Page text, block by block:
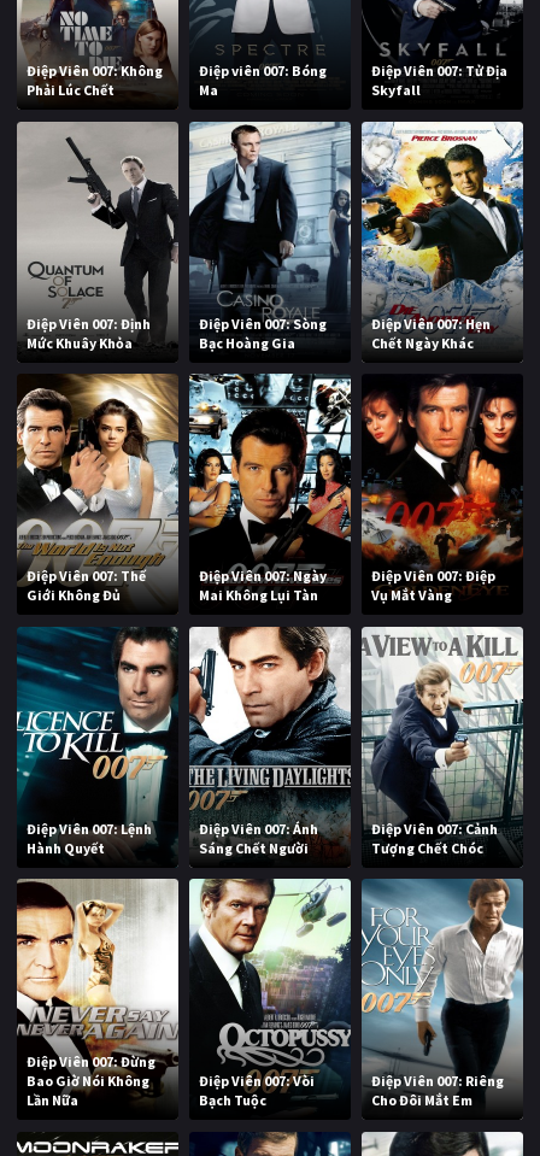
Điệp Viên 007: Không
Phải Lúc Chết
Điệp viên 007: Bóng
Ma
Điệp Viên 007: Tử Địa
Skyfall
Điệp Viên 007: Định
Mức Khuây Khỏa
Điệp Viên 007: Sòng
Bạc Hoàng Gia
Điệp Viên 007: Hẹn
Chết Ngày Khác
Điệp Viên 007: Thế
Giới Không Đủ
Điệp Viên 007: Ngày
Mai Không Lụi Tàn
Điệp Viên 007: Điệp
Vụ Mắt Vàng
Điệp Viên 007: Lệnh
Hành Quyết
Điệp Viên 007: Ánh
Sáng Chết Người
Điệp Viên 007: Cảnh
Tượng Chết Chóc
Điệp Viên 007: Đừng
Bao Giờ Nói Không
Lần Nữa
Điệp Viên 007: Vòi
Bạch Tuộc
Điệp Viên 007: Riêng
Cho Đôi Mắt Em